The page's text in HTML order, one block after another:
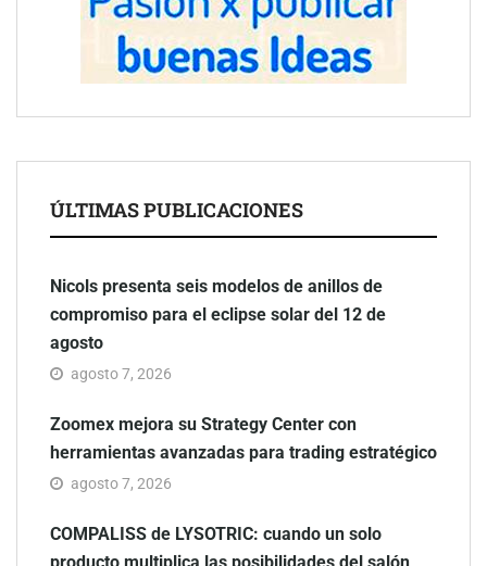
ÚLTIMAS PUBLICACIONES
Nicols presenta seis modelos de anillos de
compromiso para el eclipse solar del 12 de
agosto
agosto 7, 2026
Zoomex mejora su Strategy Center con
herramientas avanzadas para trading estratégico
agosto 7, 2026
COMPALISS de LYSOTRIC: cuando un solo